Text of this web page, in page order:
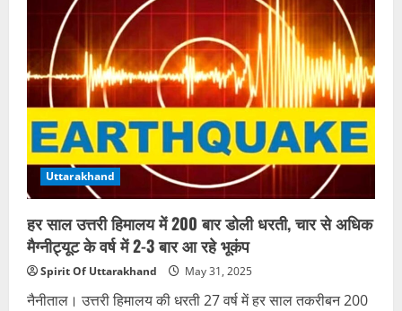
पर
हादसा…
केदारनाथ
जा
रहे
यात्रियों
के
वाहन
पर
गिरे
पत्थर,
दो
की
मौत,
चार
घायल
Uttarakhand
हर साल उत्तरी हिमालय में 200 बार डोली धरती, चार से अधिक
मैग्नीट्यूट के वर्ष में 2-3 बार आ रहे भूकंप
Spirit Of Uttarakhand May 31, 2025
नैनीताल। उत्तरी हिमालय की धरती 27 वर्ष में हर साल तकरीबन 200